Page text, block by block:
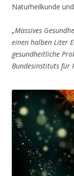
Naturheilkunde
„Massives
einen halben Liter
gesundheitliche
Bundesinstituts für